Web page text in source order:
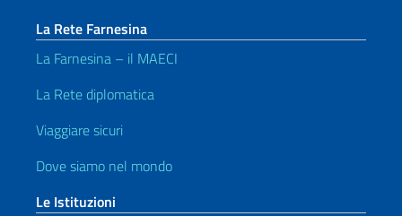
La Rete Farnesina
La Farnesina – il MAECI
La Rete diplomatica
Viaggiare sicuri
Dove siamo nel mondo
Le Istituzioni